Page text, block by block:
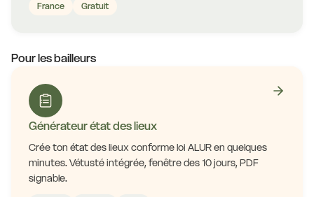
France Gratuit
Pour les bailleurs
Générateur état des lieux
Crée ton état des lieux conforme loi ALUR en quelques
minutes. Vétusté intégrée, fenêtre des 10 jours, PDF
signable.